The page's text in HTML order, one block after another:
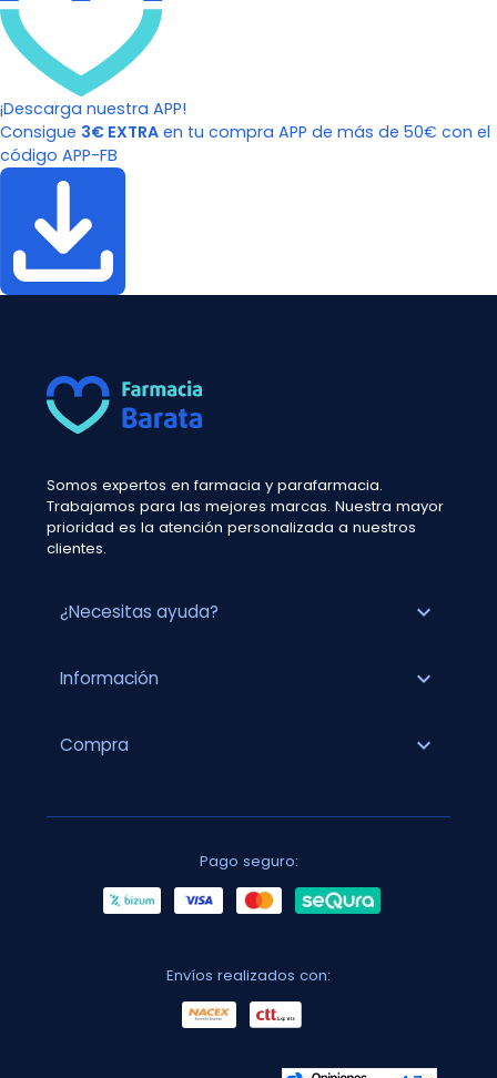
¡Descarga nuestra APP!
Consigue 3€ EXTRA en tu compra APP de más de 50€ con el
código APP-FB
Somos expertos en farmacia y parafarmacia.
Trabajamos para las mejores marcas. Nuestra mayor
prioridad es la atención personalizada a nuestros
clientes.
¿Necesitas ayuda? expand_more
Información expand_more
Compra expand_more
Pago seguro:
Envíos realizados con: